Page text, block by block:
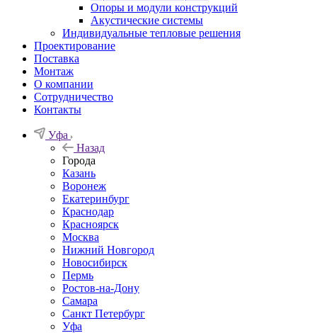
Опоры и модули конструкций
Акустические системы
Индивидуальные тепловые решения
Проектирование
Поставка
Монтаж
О компании
Сотрудничество
Контакты
Уфа
Назад
Города
Казань
Воронеж
Екатеринбург
Краснодар
Красноярск
Москва
Нижний Новгород
Новосибирск
Пермь
Ростов-на-Дону
Самара
Санкт Петербург
Уфа